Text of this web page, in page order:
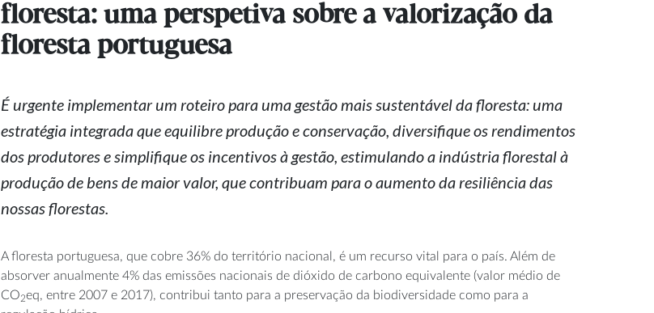
floresta: uma perspetiva sobre a valorização da
floresta portuguesa
É urgente implementar um roteiro para uma gestão mais sustentável da floresta: uma
estratégia integrada que equilibre produção e conservação, diversifique os rendimentos
dos produtores e simplifique os incentivos à gestão, estimulando a indústria florestal à
produção de bens de maior valor, que contribuam para o aumento da resiliência das
nossas florestas.
A floresta portuguesa, que cobre 36% do território nacional, é um recurso vital para o país. Além de
absorver anualmente 4% das emissões nacionais de dióxido de carbono equivalente (valor médio de
CO2eq, entre 2007 e 2017), contribui tanto para a preservação da biodiversidade como para a